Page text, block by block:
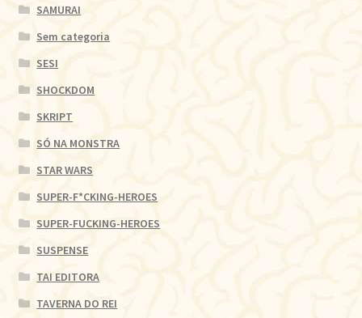
SAMURAI
Sem categoria
SESI
SHOCKDOM
SKRIPT
SÓ NA MONSTRA
STAR WARS
SUPER-F*CKING-HEROES
SUPER-FUCKING-HEROES
SUSPENSE
TAI EDITORA
TAVERNA DO REI